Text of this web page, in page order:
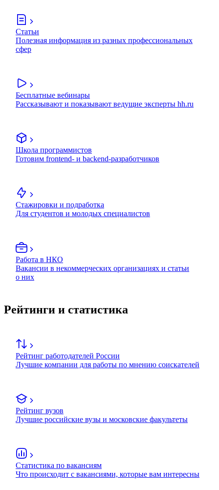
Статьи
Полезная информация из разных профессиональных
сфер
Бесплатные вебинары
Рассказывают и показывают ведущие эксперты hh.ru
Школа программистов
Готовим frontend- и backend-разработчиков
Стажировки и подработка
Для студентов и молодых специалистов
Работа в НКО
Вакансии в некоммерческих организациях и статьи
о них
Рейтинги и статистика
Рейтинг работодателей России
Лучшие компании для работы по мнению соискателей
Рейтинг вузов
Лучшие российские вузы и московские факультеты
Статистика по вакансиям
Что происходит с вакансиями, которые вам интересны